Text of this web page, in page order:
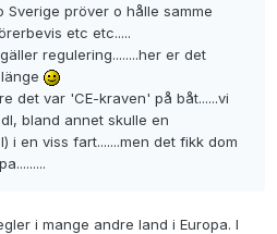
Sverige pröver o hålle samme
etc etc.....
regulering........her er det
det var 'CE-kraven' på båt......vi
bland annet skulle en
i en viss fart.......men det fikk dom
i mange andre land i Europa. I